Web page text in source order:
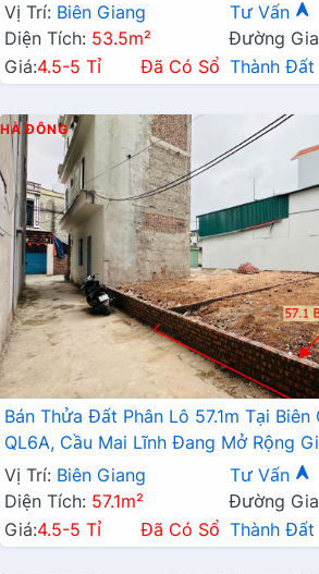
Vị Trí: Biên Giang Tư Vấn
Diện Tích: 53.5m²
Đường
Giá:4.5-5 Tỉ Đã Có Sổ Thành
HÀ ĐÔNG
Bán Thửa Đất Phân Lô 57.1m Tại
QL6A, Cầu Mai Lĩnh Đang Mở Rộng
Vị Trí: Biên Giang Tư Vấn
Diện Tích: 57.1m²
Đường
Giá:4.5-5 Tỉ Đã Có Sổ Thành